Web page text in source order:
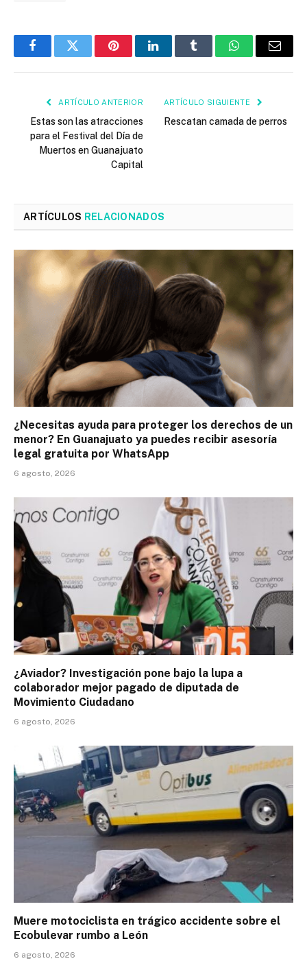
FacebookTwitter PinterestLinkedInTumblr WhatsAppEmail
ARTÍCULO ANTERIOR
Estas son las atracciones
para el Festival del Día de
Muertos en Guanajuato
Capital
ARTÍCULO SIGUIENTE
Rescatan camada de perros
ARTÍCULOS RELACIONADOS
¿Necesitas ayuda para proteger los derechos de un
menor? En Guanajuato ya puedes recibir asesoría
legal gratuita por WhatsApp
6 agosto, 2026
¿Aviador? Investigación pone bajo la lupa a
colaborador mejor pagado de diputada de
Movimiento Ciudadano
6 agosto, 2026
Muere motociclista en trágico accidente sobre el
Ecobulevar rumbo a León
6 agosto, 2026